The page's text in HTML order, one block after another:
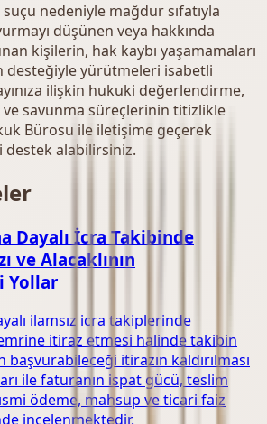
nedeniyle mağdur sıfatıyla
düşünen veya hakkında
kişilerin, hak kaybı yaşamamaları
desteğiyle yürütmeleri isabetli
ilişkin hukuki değerlendirme,
ve savunma süreçlerinin titizlikle
Bürosu ile iletişime geçerek
alabilirsiniz.
Dayalı İcra Takibinde
ve Alacaklının
Yollar
ilamsız icra takiplerinde
itiraz etmesi halinde takibin
başvurabileceği itirazın kaldırılması
ile faturanın ispat gücü, teslim
ödeme, mahsup ve ticari faiz
incelenmektedir.